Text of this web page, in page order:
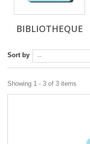
BIBLIOTHEQUE
Sort by
Showing 1 - 3 of 3 items